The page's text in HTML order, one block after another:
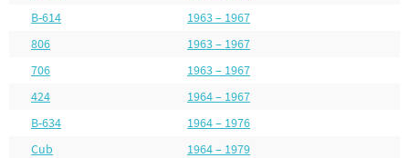
B-614
1963 – 1967
806
1963 – 1967
706
1963 – 1967
424
1964 – 1967
B-634
1964 – 1976
Cub
1964 – 1979